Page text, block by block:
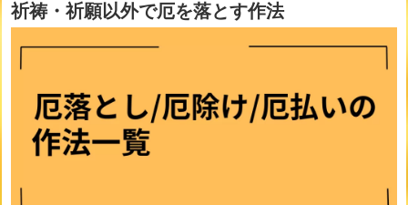
祈祷・祈願以外で厄を落とす作法